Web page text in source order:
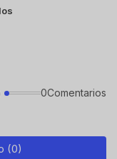
0Comentarios
(0)